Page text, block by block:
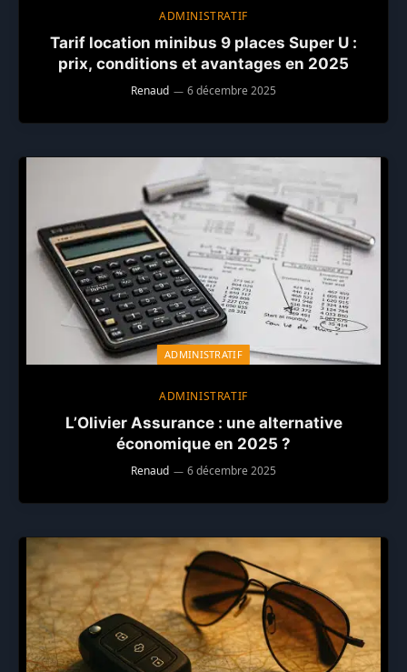
ADMINISTRATIF
Tarif location minibus 9 places Super U :
prix, conditions et avantages en 2025
Renaud 6 décembre 2025
ADMINISTRATIF
ADMINISTRATIF
L’Olivier Assurance : une alternative
économique en 2025 ?
Renaud 6 décembre 2025